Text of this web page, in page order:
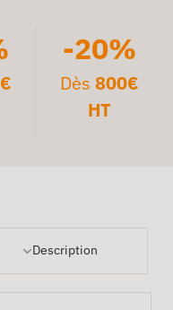
-20%
Dès 800€
HT
Description